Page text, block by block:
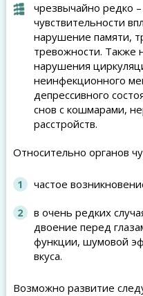
чрезвычайно редко
чувствительности
нарушение памяти,
тревожности. Также
нарушения
неинфекционного
депрессивного
снов с кошмарами,
расстройств.
Относительно органов
частое
в очень редких
двоение перед
функции, шумовой
вкуса.
Возможно развитие